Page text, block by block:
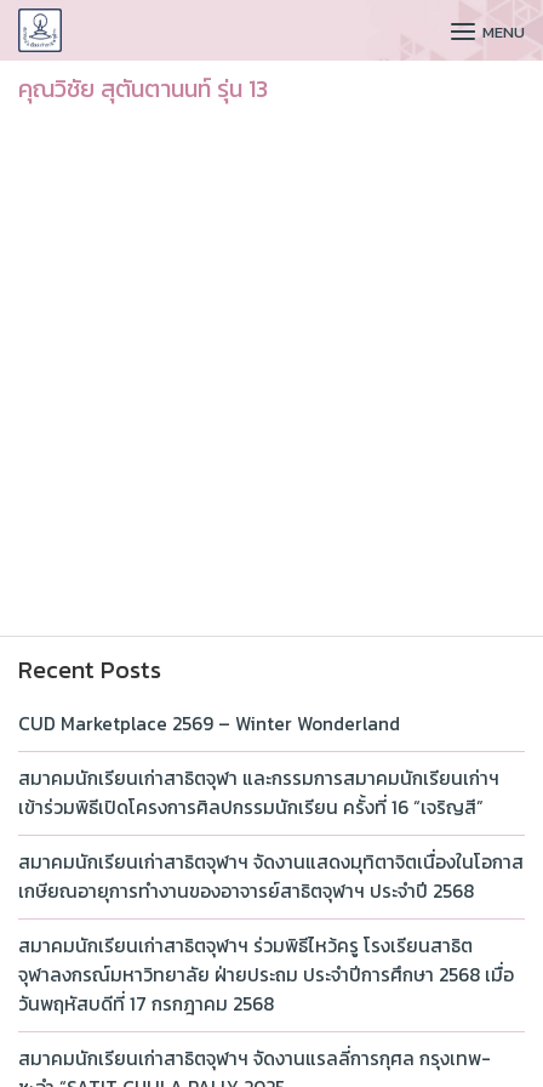
CUDAA MENU
คุณวิชัย สุตันตานนท์ รุ่น 13
Recent Posts
CUD Marketplace 2569 – Winter Wonderland
สมาคมนักเรียนเก่าสาธิตจุฬา และกรรมการสมาคมนักเรียนเก่าฯ
เข้าร่วมพิธีเปิดโครงการศิลปกรรมนักเรียน ครั้งที่ 16 “เจริญสี”
สมาคมนักเรียนเก่าสาธิตจุฬาฯ จัดงานแสดงมุทิตาจิตเนื่องในโอกาส
เกษียณอายุการทำงานของอาจารย์สาธิตจุฬาฯ ประจำปี 2568
สมาคมนักเรียนเก่าสาธิตจุฬาฯ ร่วมพิธีไหว้ครู โรงเรียนสาธิต
จุฬาลงกรณ์มหาวิทยาลัย ฝ่ายประถม ประจำปีการศึกษา 2568 เมื่อ
วันพฤหัสบดีที่ 17 กรกฎาคม 2568
สมาคมนักเรียนเก่าสาธิตจุฬาฯ จัดงานแรลลี่การกุศล กรุงเทพ-